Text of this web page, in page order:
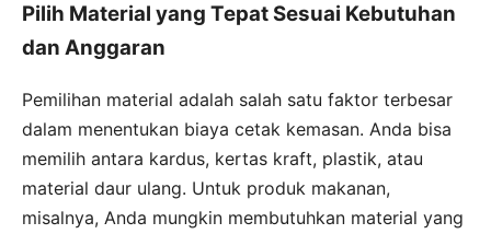
Pilih Material yang Tepat Sesuai Kebutuhan
dan Anggaran
Pemilihan material adalah salah satu faktor terbesar
dalam menentukan biaya cetak kemasan. Anda bisa
memilih antara kardus, kertas kraft, plastik, atau
material daur ulang. Untuk produk makanan,
misalnya, Anda mungkin membutuhkan material yang